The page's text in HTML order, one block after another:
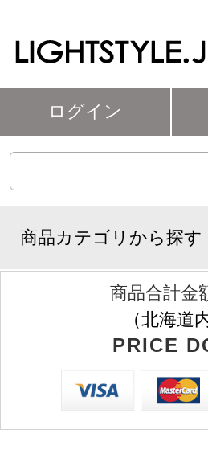
ログイン
商品カテゴリから探す
商品合計金
（北海道
PRICE